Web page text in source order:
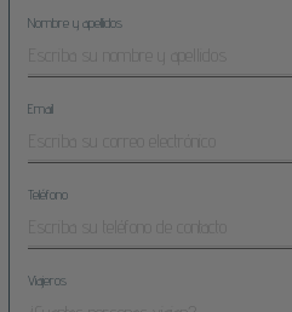
Nombre y apellidos
Email
Teléfono
Viajeros